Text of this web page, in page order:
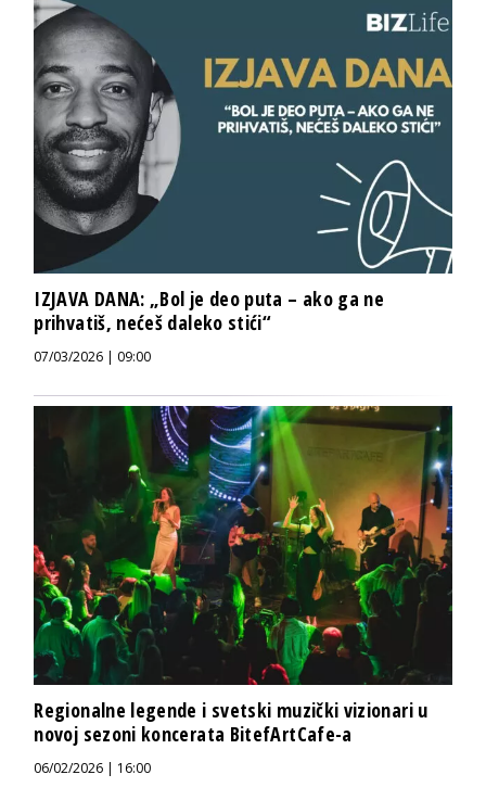
IZJAVA DANA: „Bol je deo puta – ako ga ne
prihvatiš, nećeš daleko stići“
07/03/2026 | 09:00
Regionalne legende i svetski muzički vizionari u
novoj sezoni koncerata BitefArtCafe-a
06/02/2026 | 16:00